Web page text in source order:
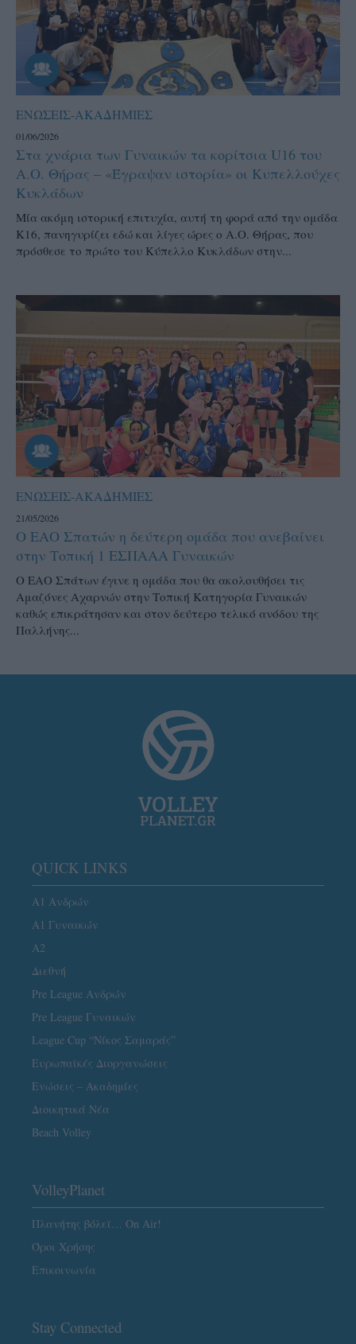
ΕΝΩΣΕΙΣ-ΑΚΑΔΗΜΙΕΣ
01/06/2026
Στα χνάρια των Γυναικών τα κορίτσια U16 του
Α.Ο. Θήρας – «Έγραψαν ιστορία» οι Κυπελλούχες
Κυκλάδων
Μία ακόμη ιστορική επιτυχία, αυτή τη φορά από την ομάδα
Κ16, πανηγυρίζει εδώ και λίγες ώρες ο Α.Ο. Θήρας, που
πρόσθεσε το πρώτο του Κύπελλο Κυκλάδων στην...
ΕΝΩΣΕΙΣ-ΑΚΑΔΗΜΙΕΣ
21/05/2026
Ο ΕΑΟ Σπατών η δεύτερη ομάδα που ανεβαίνει
στην Τοπική 1 ΕΣΠΑΑΑ Γυναικών
Ο ΕΑΟ Σπάτων έγινε η ομάδα που θα ακολουθήσει τις
Αμαζόνες Αχαρνών στην Τοπική Κατηγορία Γυναικών
καθώς επικράτησαν και στον δεύτερο τελικό ανόδου της
Παλλήνης...
QUICK LINKS
Α1 Ανδρών
Α1 Γυναικών
A2
Διεθνή
Pre League Ανδρών
Pre League Γυναικών
League Cup “Νίκος Σαμαράς”
Ευρωπαϊκές Διοργανώσεις
Ενώσεις – Ακαδημίες
Διοικητικά Νέα
Beach Volley
VolleyPlanet
Πλανήτης βόλεϊ… On Air!
Όροι Χρήσης
Επικοινωνία
Stay Connected